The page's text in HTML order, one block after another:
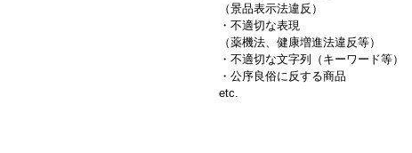
（景品表示法違反）
・不適切な表現
（薬機法、健康増進法違反等）
・不適切な文字列（キーワード等）
・公序良俗に反する商品
etc.